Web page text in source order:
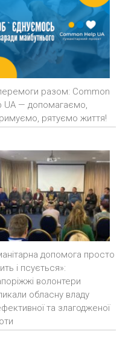
разом: Common
UA — допомагаємо,
рятуємо життя!
допомога просто
і псується»:
волонтери
обласну владу
та злагодженої